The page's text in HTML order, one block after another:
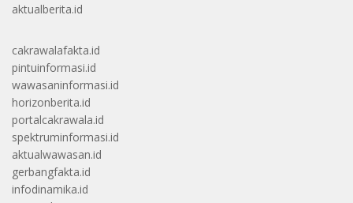
aktualberita.id
cakrawalafakta.id
pintuinformasi.id
wawasaninformasi.id
horizonberita.id
portalcakrawala.id
spektruminformasi.id
aktualwawasan.id
gerbangfakta.id
infodinamika.id